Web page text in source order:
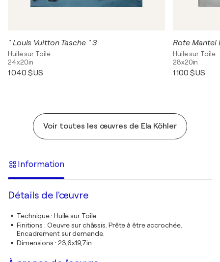
" Louis Vuitton Tasche " 3
Huile sur Toile
24x20in
1 040 $US
Rote Mantel
Huile sur Toile
28x20in
1 100 $US
Voir toutes les œuvres de Ela Köhler
Information
Détails de l'œuvre
Technique: Huile sur Toile
Finitions : Oeuvre sur châssis. Prête à être accrochée.
Encadrement sur demande.
Dimensions : 23,6x19,7in